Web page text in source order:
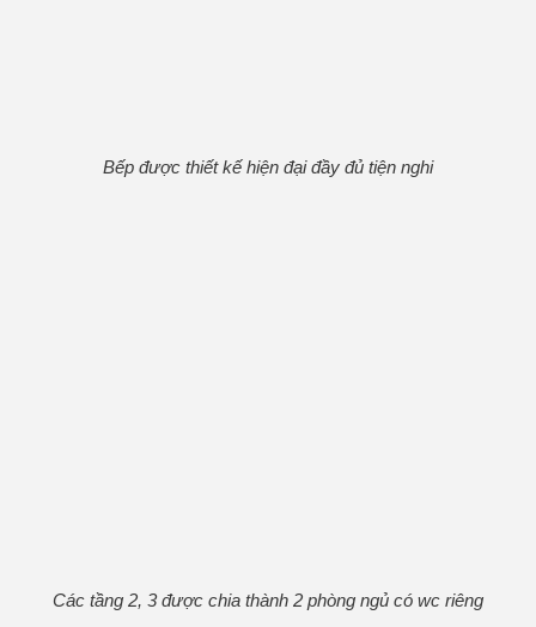
Bếp được thiết kế hiện đại đầy đủ tiện nghi
Các tầng 2, 3 được chia thành 2 phòng ngủ có wc riêng